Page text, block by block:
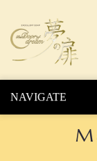
NAVIGATE